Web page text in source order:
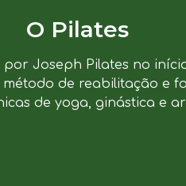
O Pilates
Joseph Pilates no
de reabilitação e
de yoga, ginástica e